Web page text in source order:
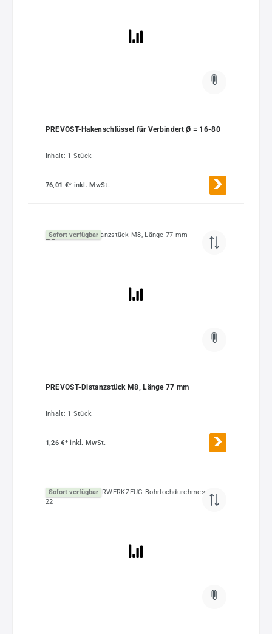
PREVOST-Hakenschlüssel für Verbindert Ø = 16-80
Inhalt: 1 Stück
76,01 €* inkl. MwSt.
Sofort verfügbar
PREVOST-Distanzstück M8, Länge 77 mm
Inhalt: 1 Stück
1,26 €*inkl. MwSt.
Sofort verfügbar